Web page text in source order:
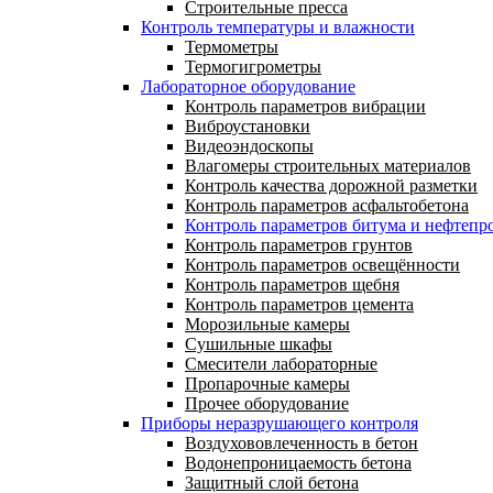
Строительные пресса
Контроль температуры и влажности
Термометры
Термогигрометры
Лабораторное оборудование
Контроль параметров вибрации
Виброустановки
Видеоэндоскопы
Влагомеры строительных материалов
Контроль качества дорожной разметки
Контроль параметров асфальтобетона
Контроль параметров битума и
Контроль параметров грунтов
Контроль параметров освещённости
Контроль параметров щебня
Контроль параметров цемента
Морозильные камеры
Сушильные шкафы
Смесители лабораторные
Пропарочные камеры
Прочее оборудование
Приборы неразрушающего контроля
Воздухововлеченность в бетон
Водонепроницаемость бетона
Защитный слой бетона